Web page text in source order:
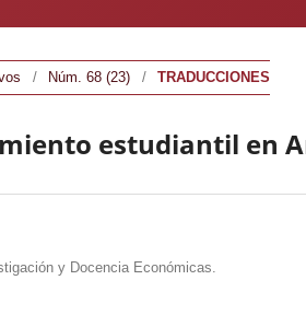
/ Núm. 68 (23) / TRADUCCIONES
estudiantil en
y Docencia Económicas.